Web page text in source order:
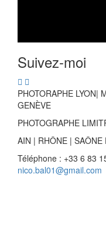
Suivez-moi
PHOTORAPHE LYON|
GENÈVE
PHOTOGRAPHE
AIN | RHÔNE | SAÔNE
Téléphone : +33 6 83
nico.bal01@gmail.com